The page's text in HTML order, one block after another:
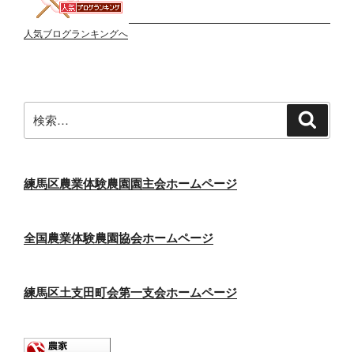
人気ブログランキングへ
索:
練馬区農業体験農園園主会ホームページ
全国農業体験農園協会ホームページ
練馬区土支田町会第一支会ホームページ